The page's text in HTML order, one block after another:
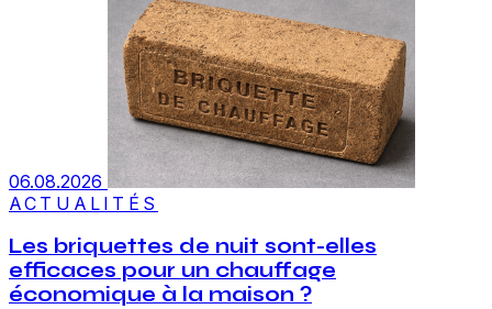
06.08.2026
ACTUALITÉS
Les briquettes de nuit sont-elles
efficaces pour un chauffage
économique à la maison ?